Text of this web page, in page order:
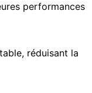
performances
réduisant la